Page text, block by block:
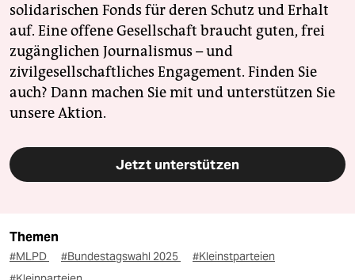
solidarischen Fonds für deren Schutz und Erhalt
auf. Eine offene Gesellschaft braucht guten, frei
zugänglichen Journalismus – und
zivilgesellschaftliches Engagement. Finden Sie
auch? Dann machen Sie mit und unterstützen Sie
unsere Aktion.
Jetzt unterstützen
Themen
#MLPD #Bundestagswahl 2025
#Kleinstparteien